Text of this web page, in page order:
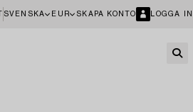
SVENSKA EUR SKAPA KONTO LOGGA IN